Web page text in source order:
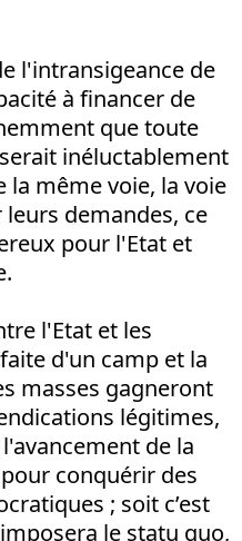
l'intransigeance de
à financer de
que toute
inéluctablement
la même voie, la voie
demandes, ce
pour l'Etat et
l'Etat et les
d'un camp et la
masses gagneront
légitimes,
de la
conquérir des
; soit c’est
le statu quo,